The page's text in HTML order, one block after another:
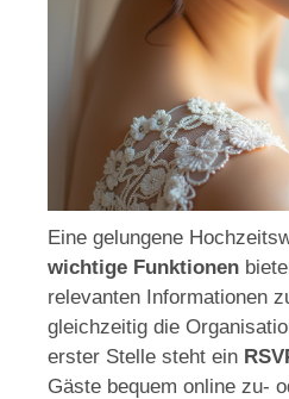
Eine gelungene
wichtige Funktionen
relevanten Informationen
gleichzeitig die
erster Stelle steht ein
Gäste bequem online zu-